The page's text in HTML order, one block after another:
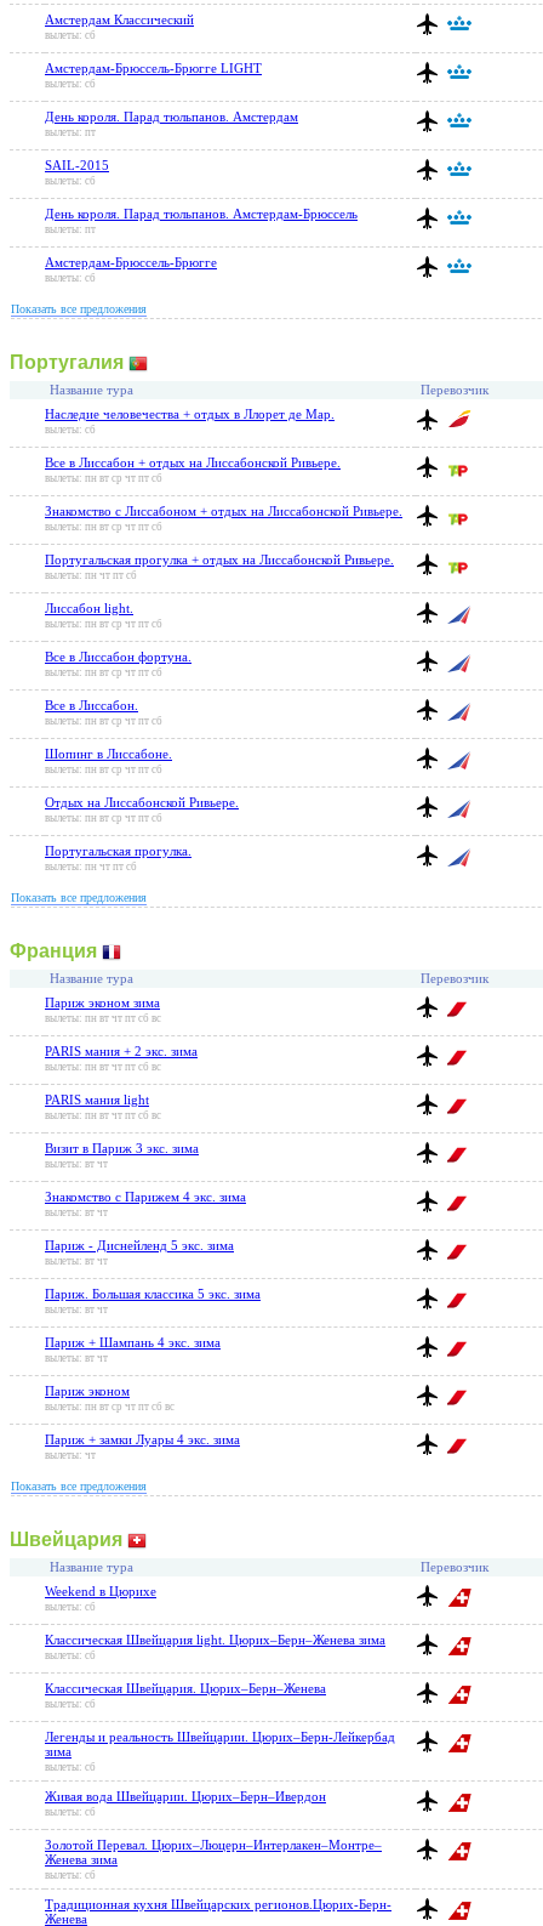
Амстердам Классический
вылеты: сб
Амстердам-Брюссель-Брюгге LIGHT
вылеты: сб
День короля. Парад тюльпанов. Амстердам
вылеты: пт
SAIL-2015
вылеты: сб
День короля. Парад тюльпанов. Амстердам-Брюссель
вылеты: пт
Амстердам-Брюссель-Брюгге
вылеты: сб
Показать все предложения
Португалия
Название тура Перевозчик
Наследие человечества + отдых в Ллорет де Мар.
вылеты: сб
Все в Лиссабон + отдых на Лиссабонской Ривьере.
вылеты: пн вт ср чт пт сб
Знакомство с Лиссабоном + отдых на Лиссабонской Ривьере.
вылеты: пн вт ср чт пт сб
Португальская прогулка + отдых на Лиссабонской Ривьере.
вылеты: пн чт пт сб
Лиссабон light.
вылеты: пн вт ср чт пт сб
Все в Лиссабон фортуна.
вылеты: пн вт ср чт пт сб
Все в Лиссабон.
вылеты: пн вт ср чт пт сб
Шопинг в Лиссабоне.
вылеты: пн вт ср чт пт сб
Отдых на Лиссабонской Ривьере.
вылеты: пн вт ср чт пт сб
Португальская прогулка.
вылеты: пн чт пт сб
Показать все предложения
Франция
Название тура Перевозчик
Париж эконом зима
вылеты: пн вт чт пт сб вс
PARIS мания + 2 экс. зима
вылеты: пн вт чт пт сб вс
PARIS мания light
вылеты: пн вт чт пт сб вс
Визит в Париж 3 экс. зима
вылеты: вт чт
Знакомство с Парижем 4 экс. зима
вылеты: вт чт
Париж - Диснейленд 5 экс. зима
вылеты: вт чт
Париж. Большая классика 5 экс. зима
вылеты: вт чт
Париж + Шампань 4 экс. зима
вылеты: вт чт
Париж эконом
вылеты: пн вт ср чт пт сб вс
Париж + замки Луары 4 экс. зима
вылеты: чт
Показать все предложения
Швейцария
Название тура Перевозчик
Weekend в Цюрихе
вылеты: сб
Классическая Швейцария light. Цюрих–Берн–Женева зима
вылеты: сб
Классическая Швейцария. Цюрих–Берн–Женева
вылеты: сб
Легенды и реальность Швейцарии. Цюрих–Берн-Лейкербад
зима
вылеты: сб
Живая вода Швейцарии. Цюрих–Берн–Ивердон
вылеты: сб
Золотой Перевал. Цюрих–Люцерн–Интерлакен–Монтре–
Женева зима
вылеты: сб
Традиционная кухня Швейцарских регионов.Цюрих-Берн-
Женева